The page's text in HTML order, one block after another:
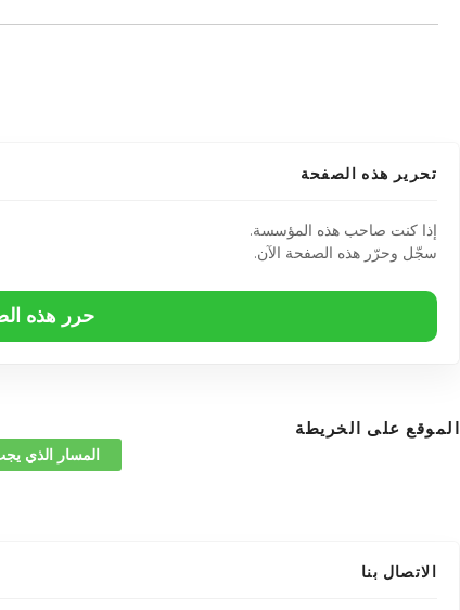
تحرير هذه الصفحة
إذا كنت صاحب هذه المؤسسة.
سجّل وحرّر هذه الصفحة الآن.
حرر هذه
الموقع على الخريطة
المسار الذي
الاتصال بنا